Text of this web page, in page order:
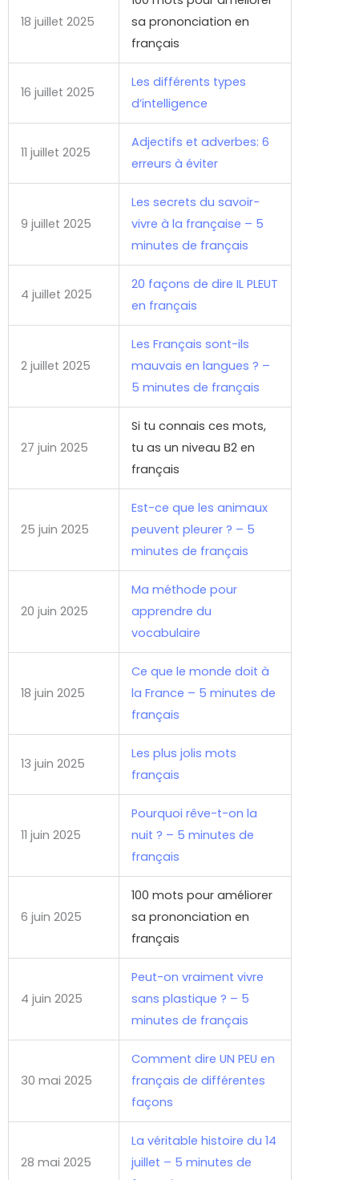
18 juillet 2025
sa prononciation en
français
16 juillet 2025
Les différents types
d’intelligence
11 juillet 2025
Adjectifs et adverbes: 6
erreurs à éviter
9 juillet 2025
Les secrets du savoir-
vivre à la française – 5
minutes de français
4 juillet 2025
20 façons de dire IL PLEUT
en français
2 juillet 2025
Les Français sont-ils
mauvais en langues ? –
5 minutes de français
27 juin 2025
Si tu connais ces mots,
tu as un niveau B2 en
français
25 juin 2025
Est-ce que les animaux
peuvent pleurer ? – 5
minutes de français
20 juin 2025
Ma méthode pour
apprendre du
vocabulaire
18 juin 2025
Ce que le monde doit à
la France – 5 minutes de
français
13 juin 2025
Les plus jolis mots
français
11 juin 2025
Pourquoi rêve-t-on la
nuit ? – 5 minutes de
français
6 juin 2025
100 mots pour améliorer
sa prononciation en
français
4 juin 2025
Peut-on vraiment vivre
sans plastique ? – 5
minutes de français
30 mai 2025
Comment dire UN PEU en
français de différentes
façons
28 mai 2025
La véritable histoire du 14
juillet – 5 minutes de